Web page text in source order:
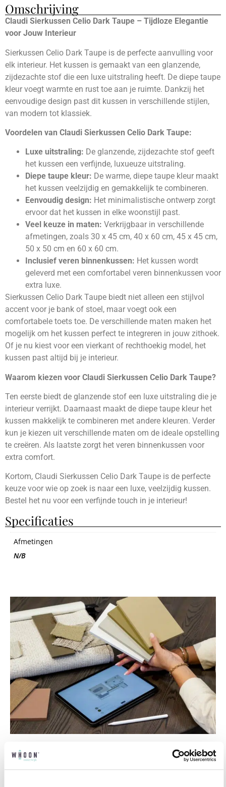
Omschrijving
Claudi Sierkussen Celio Dark Taupe – Tijdloze Elegantie
voor Jouw Interieur
Sierkussen Celio Dark Taupe is de perfecte aanvulling voor
elk interieur. Het kussen is gemaakt van een glanzende,
zijdezachte stof die een luxe uitstraling heeft. De diepe taupe
kleur voegt warmte en rust toe aan je ruimte. Dankzij het
eenvoudige design past dit kussen in verschillende stijlen,
van modern tot klassiek.
Voordelen van Claudi Sierkussen Celio Dark Taupe:
Luxe uitstraling: De glanzende, zijdezachte stof geeft
het kussen een verfijnde, luxueuze uitstraling.
Diepe taupe kleur: De warme, diepe taupe kleur maakt
het kussen veelzijdig en gemakkelijk te combineren.
Eenvoudig design: Het minimalistische ontwerp zorgt
ervoor dat het kussen in elke woonstijl past.
Veel keuze in maten: Verkrijgbaar in verschillende
afmetingen, zoals 30 x 45 cm, 40 x 60 cm, 45 x 45 cm,
50 x 50 cm en 60 x 60 cm.
Inclusief veren binnenkussen: Het kussen wordt
geleverd met een comfortabel veren binnenkussen voor
extra luxe.
Sierkussen Celio Dark Taupe biedt niet alleen een stijlvol
accent voor je bank of stoel, maar voegt ook een
comfortabele toets toe. De verschillende maten maken het
mogelijk om het kussen perfect te integreren in jouw zithoek.
Of je nu kiest voor een vierkant of rechthoekig model, het
kussen past altijd bij je interieur.
Waarom kiezen voor Claudi Sierkussen Celio Dark Taupe?
Ten eerste biedt de glanzende stof een luxe uitstraling die je
interieur verrijkt. Daarnaast maakt de diepe taupe kleur het
kussen makkelijk te combineren met andere kleuren. Verder
kun je kiezen uit verschillende maten om de ideale opstelling
te creëren. Als laatste zorgt het veren binnenkussen voor
extra comfort.
Kortom, Claudi Sierkussen Celio Dark Taupe is de perfecte
keuze voor wie op zoek is naar een luxe, veelzijdig kussen.
Bestel het nu voor een verfijnde touch in je interieur!
Specificaties
Afmetingen
N/B
Professioneel interieuradvies
Onze professionele interieurstylisten creeëren